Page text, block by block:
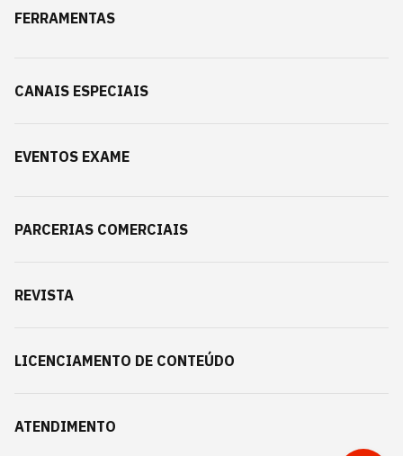
FERRAMENTAS
CANAIS ESPECIAIS
EVENTOS EXAME
PARCERIAS COMERCIAIS
REVISTA
LICENCIAMENTO DE CONTEÚDO
ATENDIMENTO